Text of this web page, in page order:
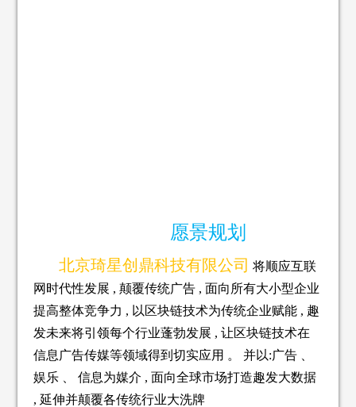
愿景规划
北京琦星创鼎科技有限公司 将顺应互联
网时代性发展 , 颠覆传统广告 , 面向所有大小型企业
提高整体竞争力 , 以区块链技术为传统企业赋能 , 趣
发未来将引领每个行业蓬勃发展 , 让区块链技术在
信息广告传媒等领域得到切实应用 。 并以:广告 、
娱乐 、 信息为媒介 , 面向全球市场打造趣发大数据
, 延伸并颠覆各传统行业大洗牌